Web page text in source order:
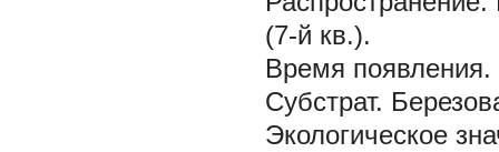
(7-й кв.).
Время появления.
Субстрат.
Экологическое